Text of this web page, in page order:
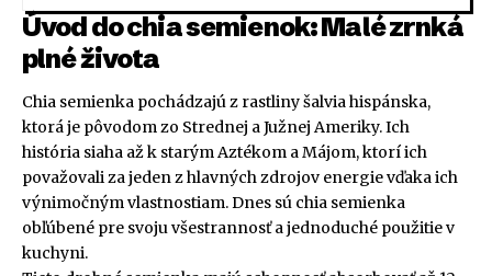
Úvod do chia semienok: Malé zrnká
plné života
Chia semienka pochádzajú z rastliny šalvia hispánska,
ktorá je pôvodom zo Strednej a Južnej Ameriky. Ich
história siaha až k starým Aztékom a Májom, ktorí ich
považovali za jeden z hlavných zdrojov energie vďaka ich
výnimočným vlastnostiam. Dnes sú chia semienka
obľúbené pre svoju všestrannosť a jednoduché použitie v
kuchyni.